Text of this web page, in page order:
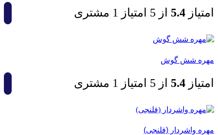
امتیاز 4.5 از 5 امتیاز 1 مشتری
مهره شش گوش
امتیاز 4.5 از 5 امتیاز 1 مشتری
مهره واشردار (فلنجی)